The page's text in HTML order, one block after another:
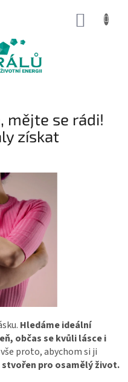
mějte se rádi!
získat
Hledáme ideální
občas se kvůli lásce i
proto, abychom si ji
pro osamělý život.